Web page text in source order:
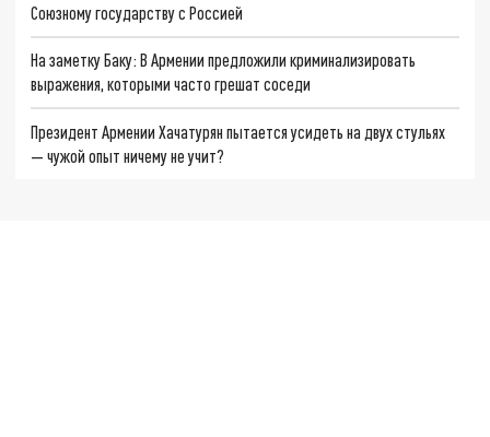
Союзному государству с Россией
На заметку Баку: В Армении предложили криминализировать
выражения, которыми часто грешат соседи
Президент Армении Хачатурян пытается усидеть на двух стульях
— чужой опыт ничему не учит?